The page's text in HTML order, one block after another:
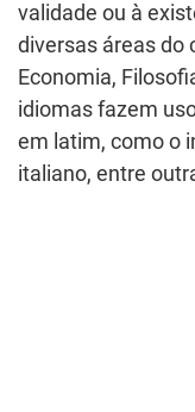
validade ou à
diversas áreas do
Economia,
idiomas fazem
em latim, como o
italiano, entre